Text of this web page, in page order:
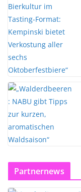
Partnernews